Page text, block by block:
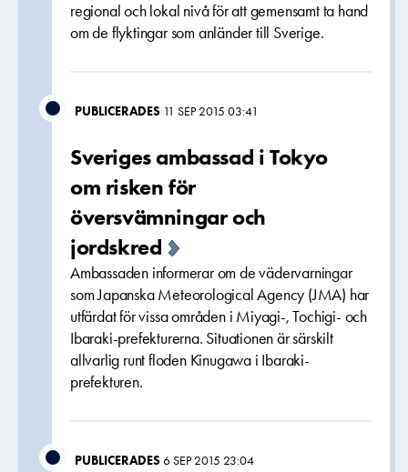
regional och lokal nivå för att gemensamt ta hand
om de flyktingar som anländer till Sverige.
PUBLICERADES 11 SEP 2015 03:41
Sveriges ambassad i Tokyo
om risken för
översvämningar och
jordskred
Ambassaden informerar om de vädervarningar
som Japanska Meteorological Agency (JMA) har
utfärdat för vissa områden i Miyagi-, Tochigi- och
Ibaraki-prefekturerna. Situationen är särskilt
allvarlig runt floden Kinugawa i Ibaraki-
prefekturen.
PUBLICERADES6 SEP 2015 23:04